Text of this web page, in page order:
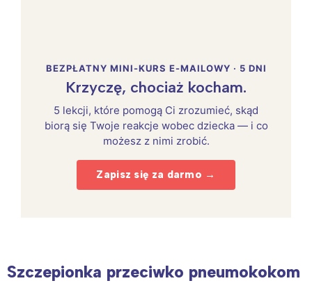
BEZPŁATNY MINI-KURS E-MAILOWY · 5 DNI
Krzyczę, chociaż kocham.
5 lekcji, które pomogą Ci zrozumieć, skąd
biorą się Twoje reakcje wobec dziecka — i co
możesz z nimi zrobić.
Zapisz się za darmo →
Szczepionka przeciwko pneumokokom